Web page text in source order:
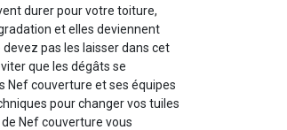
durer pour votre toiture,
et elles deviennent
pas les laisser dans cet
que les dégâts se
Nef couverture et ses équipes
pour changer vos tuiles
Nef couverture vous